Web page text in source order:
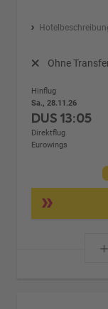
Ohne
Hinflug
Sa., 28.11.26
DUS13:05
Direktflug
Eurowings